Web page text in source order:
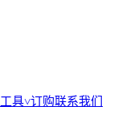
工具˅订购联系我们